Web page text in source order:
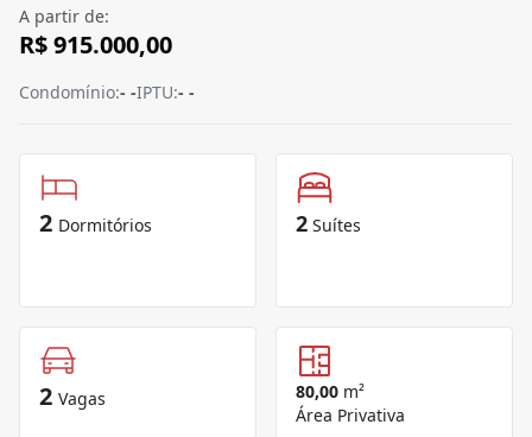
A partir de:
R$ 915.000,00
Condomínio:- -IPTU:- -
2 Dormitórios 2 Suítes
2 Vagas 80,00 m²
Área Privativa